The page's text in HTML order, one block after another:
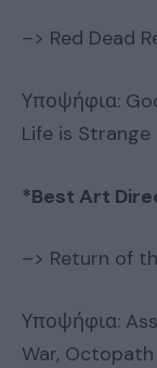
–> Red Dead
Υποψήφια:
Life is Strange
*Best Art
–> Return of
Υποψήφια:
War, Octopath